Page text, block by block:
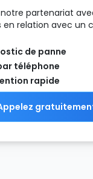
partenariat
relation avec un
de panne
téléphone
rapide